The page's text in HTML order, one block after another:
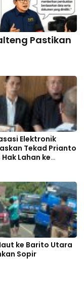
Pastikan
Elektronik
Tekad Prianto
Lahan ke
Agung
ke Barito Utara
Sopir